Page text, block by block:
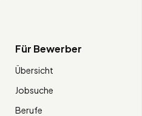
Für Bewerber
Übersicht
Jobsuche
Berufe